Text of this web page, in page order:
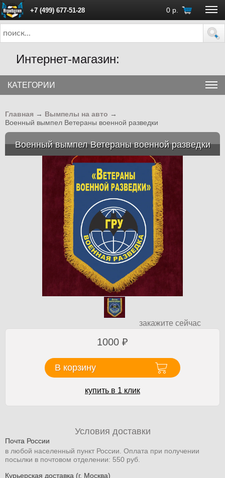
+7 (499) 677-51-28 0 р.
ПН - ПТ с 10:00 до 18:00 (Москва)
Интернет-магазин:
КАТЕГОРИИ
Главная → Вымпелы на авто →
Военный вымпел Ветераны военной разведки
Военный вымпел Ветераны военной разведки
закажите сейчас
1000 ₽
В корзину
купить в 1 клик
Условия доставки
Почта России
в любой населенный пункт России. Оплата при получении
посылки в почтовом отделении: 550 руб.
Курьерская доставка (г. Москва)